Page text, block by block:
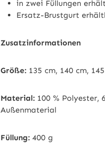
in zwei Füllungen
Ersatz-Brustgurt
Zusatzinformationen
Größe: 135 cm, 140 cm,
Material: 100 % Polyester,
Außenmaterial
Füllung: 400 g